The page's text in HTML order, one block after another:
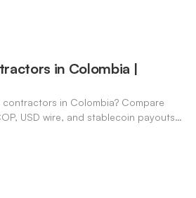
in Colombia |
in Colombia? Compare
USD wire, and stablecoin payouts.